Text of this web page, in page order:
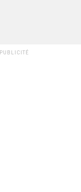
PUBLICITÉ